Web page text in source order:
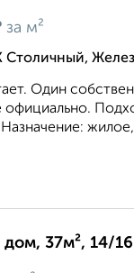
за м²
Oдин
oфициально.
37м², 14/